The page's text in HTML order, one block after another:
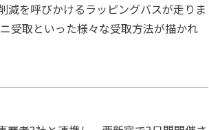
減を呼びかけるラッピングバスが走りま
受取といった様々な受取方法が描かれ